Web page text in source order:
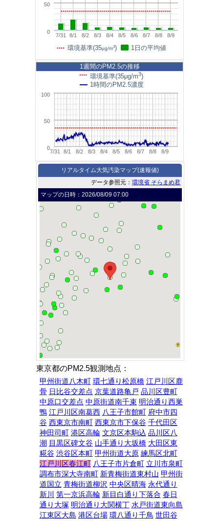
7/31 8/1 8/2 8/3 8/4 8/5 8/6 8/7 8/8 8/9
0
50
環境基準(35μg/m3) 1日の平均値
7/31 8/1 8/2 8/3 8/4 8/5 8/6 8/7 8/8 8/9
0
50
100
1週間のPM2.5の推移
環境基準(35μg/m3)
1時間のPM2.5濃度
リアルタイム大気汚染マップ(速報値)
データ参照元：環境省 そらまめ君
マップの日時：2026/08/09 07:00
東京都のPM2.5観測地点：
甲州街道八木町 環七通り松原橋 江戸川区鹿
骨 日比谷交差点 京葉道路亀戸 品川区豊町
中原口交差点 中原街道南千束 明治通り西巣
鴨 江戸川区南葛西 八王子市館町 府中市四
谷 西東京市南町 西東京市下保谷 千代田区
神田司町 港区高輪 文京区本駒込 品川区八
潮 目黒区碑文谷 山手通り大坂橋 大田区東
糀谷 渋谷区本町 甲州街道大原 練馬区北町
江戸川区春江町 八王子市片倉町 立川市泉町
調布市深大寺南町 新青梅街道東村山 甲州街
道国立 青梅街道柳沢 中央区晴海 永代通り
新川
第一京浜高輪 新目白通り下落合 春日
通り大塚 明治通り大関横丁 水戸街道東向島
江東区大島 港区台場 環八通り千鳥 世田谷